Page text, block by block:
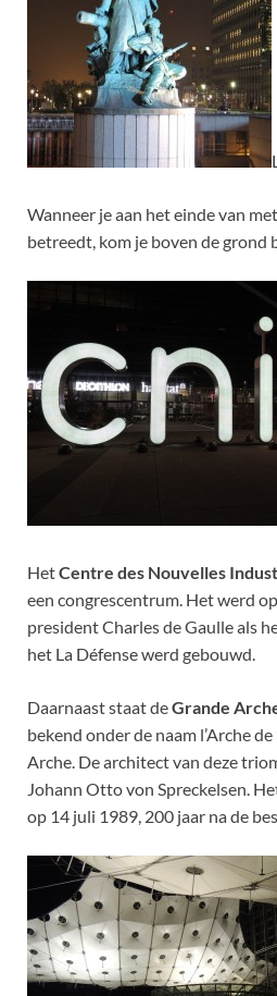
Wanneer je aan het einde van
betreedt, kom je boven de grond
HetCentre des Nouvelles
een congrescentrum. Het werd
president Charles de Gaulle als
het La Défense werd gebouwd.
Daarnaast staat deGrande
bekend onder de naam l’Arche
Arche. De architect van deze
Johann Otto von Spreckelsen.
op 14 juli 1989, 200 jaar na de